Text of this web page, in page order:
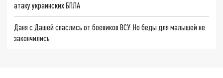
атаку украинских БПЛА
Даня с Дашей спаслись от боевиков ВСУ. Но беды для малышей не
закончились